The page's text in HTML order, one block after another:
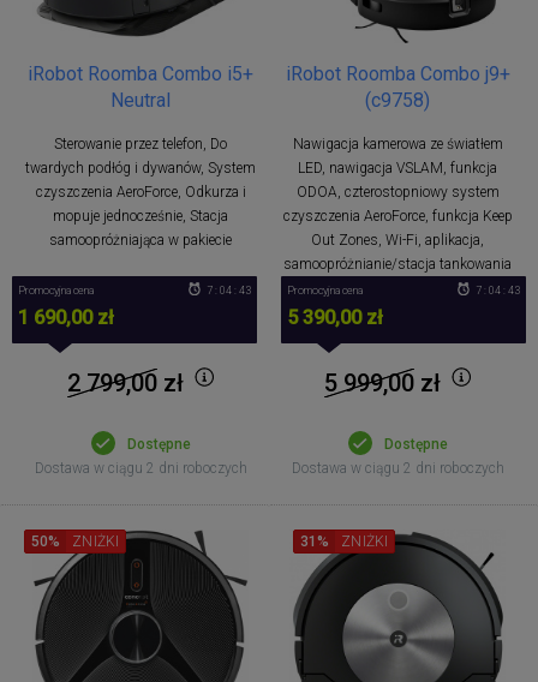
iRobot Roomba Combo i5+
Neutral
Sterowanie przez telefon, Do
twardych podłóg i dywanów, System
czyszczenia AeroForce, Odkurza i
mopuje jednocześnie, Stacja
samoopróżniająca w pakiecie
Promocyjna cena
1 690,00 zł
7 : 04 : 42
2 799,00zł
Dostępne
Dostawa w ciągu 2 dni roboczych
iRobot Roomba Combo j9+
(c9758)
Nawigacja kamerowa ze światłem
LED, nawigacja VSLAM, funkcja
ODOA, czterostopniowy system
czyszczenia AeroForce, funkcja Keep
Out Zones, Wi-Fi, aplikacja,
samoopróżnianie/stacja tankowania
Promocyjna cena
5 390,00 zł
7 : 04 : 42
5 999,00zł
Dostępne
Dostawa w ciągu 2 dni roboczych
50% ZNIŻKI 31% ZNIŻKI